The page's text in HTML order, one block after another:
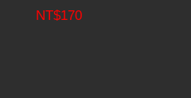
NT$170